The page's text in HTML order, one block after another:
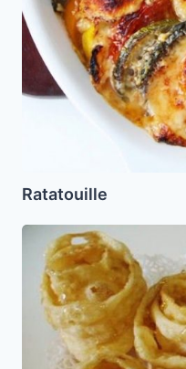
Ratatouille
Fijjuelas
(Fiyuelas)